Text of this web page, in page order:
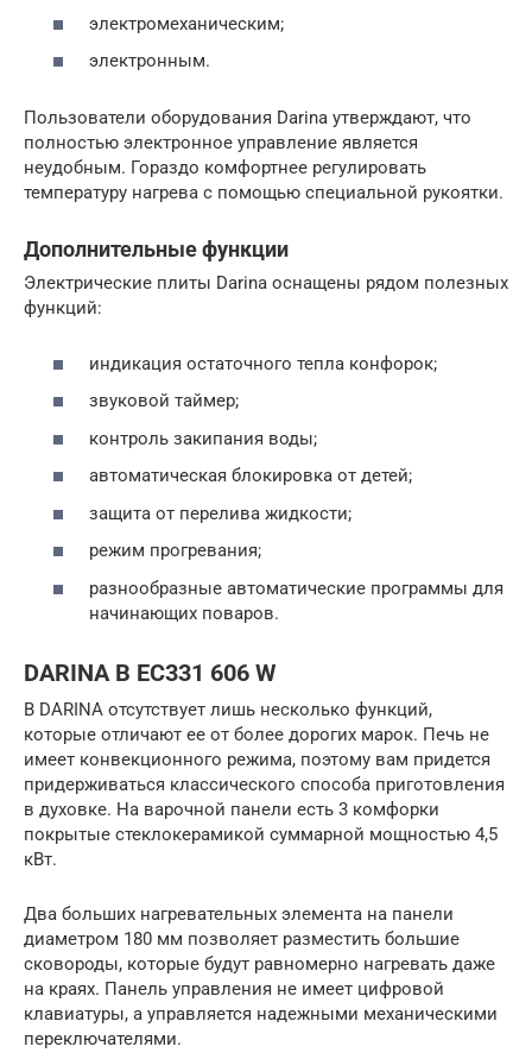
электромеханическим;
электронным.
Пользователи оборудования Darina утверждают, что
полностью электронное управление является
неудобным. Гораздо комфортнее регулировать
температуру нагрева с помощью специальной рукоятки.
Дополнительные функции
Электрические плиты Darina оснащены рядом полезных
функций:
индикация остаточного тепла конфорок;
звуковой таймер;
контроль закипания воды;
автоматическая блокировка от детей;
защита от перелива жидкости;
режим прогревания;
разнообразные автоматические программы для
начинающих поваров.
DARINA B EC331 606 W
В DARINA отсутствует лишь несколько функций,
которые отличают ее от более дорогих марок. Печь не
имеет конвекционного режима, поэтому вам придется
придерживаться классического способа приготовления
в духовке. На варочной панели есть 3 комфорки
покрытые стеклокерамикой суммарной мощностью 4,5
кВт.
Два больших нагревательных элемента на панели
диаметром 180 мм позволяет разместить большие
сковороды, которые будут равномерно нагревать даже
на краях. Панель управления не имеет цифровой
клавиатуры, а управляется надежными механическими
переключателями.